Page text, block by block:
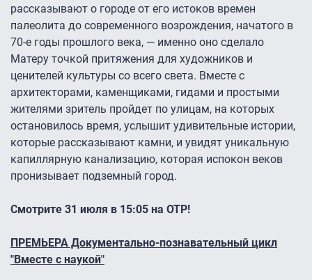
рассказывают о городе от его истоков времен
палеолита до современного возрождения, начатого в
70-е годы прошлого века, — именно оно сделало
Матеру точкой притяжения для художников и
ценителей культуры со всего света. Вместе с
архитекторами, каменщиками, гидами и простыми
жителями зритель пройдет по улицам, на которых
остановилось время, услышит удивительные истории,
которые рассказывают камни, и увидят уникальную
капиллярную канализацию, которая испокон веков
пронизывает подземный город.
Смотрите 31 июля в 15:05 на ОТР!
ПРЕМЬЕРА Документально-познавательный цикл
"Вместе с наукой"